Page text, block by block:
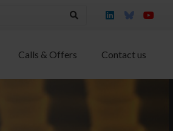
Calls & Offers Contact us